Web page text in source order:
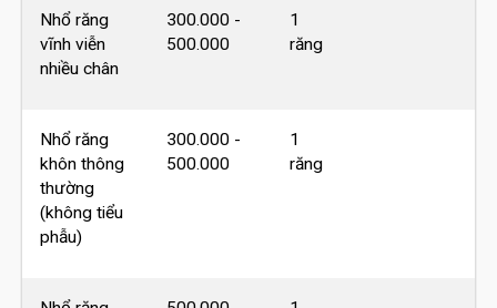
Nhổ răng
vĩnh viễn
nhiều chân
300.000 -
500.000
1
răng
Nhổ răng
khôn thông
thường
(không tiểu
phẫu)
300.000 -
500.000
1
răng